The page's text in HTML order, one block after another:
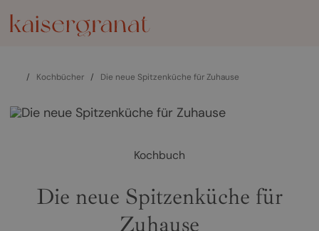
/ Kochbücher / Die neue Spitzenküche für Zuhause
Kochbuch
Die neue Spitzenküche für
Zuhause